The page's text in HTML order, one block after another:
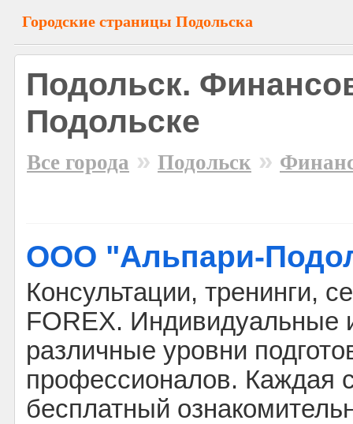
Городские страницы Подольска
Подольск.
Подольске
Все города » Подольск »
ООО "Альпари-
Консультации, тренинги,
FOREX. Индивидуальные
различные уровни
профессионалов. Каждая
бесплатный